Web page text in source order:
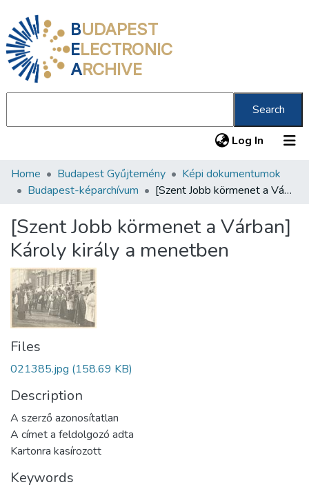
BUDAPEST
ELECTRONIC
ARCHIVE
Search
Log In (current)
Communities & Collections
Statistics
About us
Home Budapest Gyűjtemény
Képi dokumentumok
Budapest-képarchívum
[Szent Jobb körmenet a Várban] Károly király a menetben
[Szent Jobb körmenet a Várban]
Károly király a menetben
Files
021385.jpg (158.69 KB)
Description
A szerző azonosítatlan
A címet a feldolgozó adta
Kartonra kasírozott
Keywords